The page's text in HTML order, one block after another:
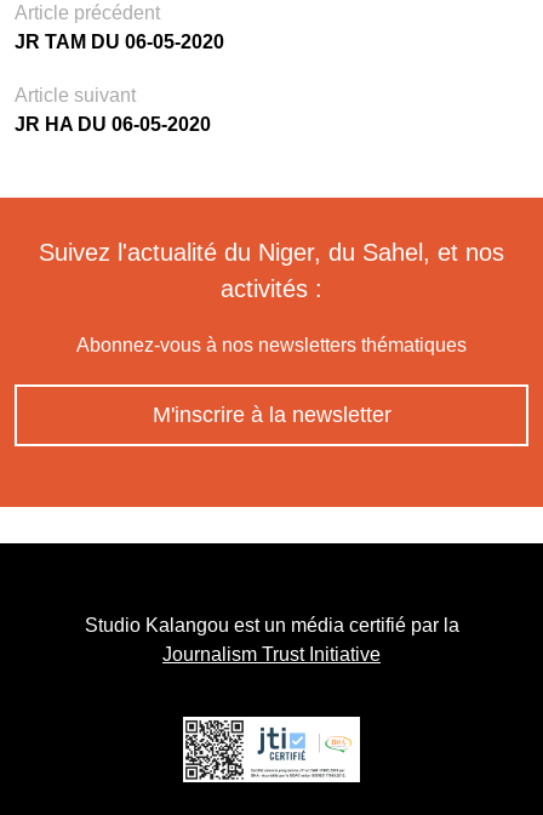
Article précédent
JR TAM DU 06-05-2020
Article suivant
JR HA DU 06-05-2020
Suivez l'actualité du Niger, du Sahel, et nos
activités :
Abonnez-vous à nos newsletters thématiques
M'inscrire à la newsletter
Studio Kalangou est un média certifié par la
Journalism Trust Initiative